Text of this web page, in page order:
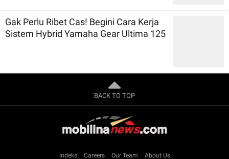
Gak Perlu Ribet Cas! Begini Cara Kerja
Sistem Hybrid Yamaha Gear Ultima 125
BACK TO TOP
Indeks Careers Our Team About Us